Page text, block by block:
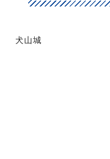
犬山城